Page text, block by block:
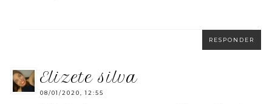
RESPONDER
elizete silva
08/01/2020, 12:55